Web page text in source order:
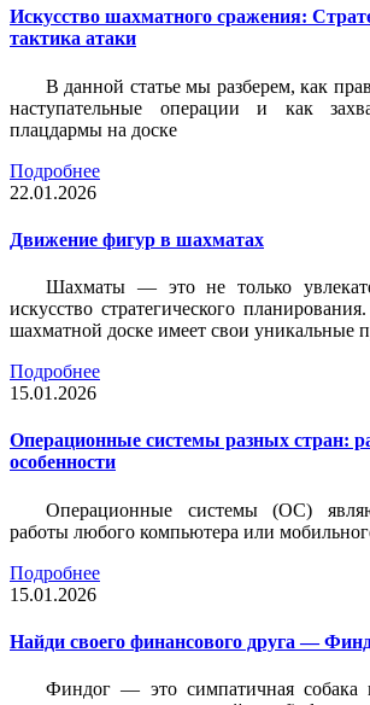
Искусство шахматного сражения:
тактика атаки
В данной статье мы разберем, как
наступательные операции и как
плацдармы на доске
Подробнее
22.01.2026
Движение фигур в шахматах
Шахматы — это не только
искусство стратегического
шахматной доске имеет свои уникальные
Подробнее
15.01.2026
Операционные системы разных стран:
особенности
Операционные системы (ОС)
работы любого компьютера или
Подробнее
15.01.2026
Найди своего финансового друга —
Финдог — это симпатичная собака